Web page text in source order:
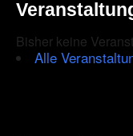
Bisher keine
Alle